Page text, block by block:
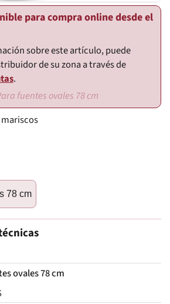
para compra online desde el
sobre este artículo, puede
de su zona a través de
.
fuentes ovales 78 cm
78 cm
ovales 78 cm